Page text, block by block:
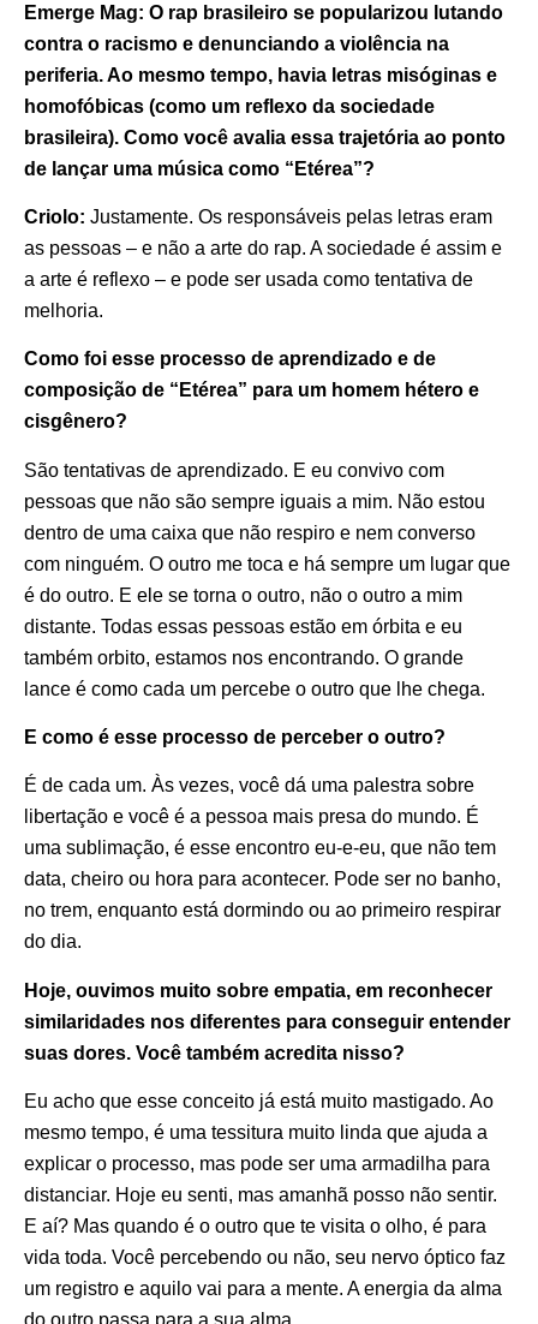
Emerge Mag: O rap brasileiro se popularizou lutando
contra o racismo e denunciando a violência na
periferia. Ao mesmo tempo, havia letras misóginas e
homofóbicas (como um reflexo da sociedade
brasileira). Como você avalia essa trajetória ao ponto
de lançar uma música como “Etérea”?
Criolo: Justamente. Os responsáveis pelas letras eram
as pessoas – e não a arte do rap. A sociedade é assim e
a arte é reflexo – e pode ser usada como tentativa de
melhoria.
Como foi esse processo de aprendizado e de
composição de “Etérea” para um homem hétero e
cisgênero?
São tentativas de aprendizado. E eu convivo com
pessoas que não são sempre iguais a mim. Não estou
dentro de uma caixa que não respiro e nem converso
com ninguém. O outro me toca e há sempre um lugar que
é do outro. E ele se torna o outro, não o outro a mim
distante. Todas essas pessoas estão em órbita e eu
também orbito, estamos nos encontrando. O grande
lance é como cada um percebe o outro que lhe chega.
E como é esse processo de perceber o outro?
É de cada um. Às vezes, você dá uma palestra sobre
libertação e você é a pessoa mais presa do mundo. É
uma sublimação, é esse encontro eu-e-eu, que não tem
data, cheiro ou hora para acontecer. Pode ser no banho,
no trem, enquanto está dormindo ou ao primeiro respirar
do dia.
Hoje, ouvimos muito sobre empatia, em reconhecer
similaridades nos diferentes para conseguir entender
suas dores. Você também acredita nisso?
Eu acho que esse conceito já está muito mastigado. Ao
mesmo tempo, é uma tessitura muito linda que ajuda a
explicar o processo, mas pode ser uma armadilha para
distanciar. Hoje eu senti, mas amanhã posso não sentir.
E aí? Mas quando é o outro que te visita o olho, é para
vida toda. Você percebendo ou não, seu nervo óptico faz
um registro e aquilo vai para a mente. A energia da alma